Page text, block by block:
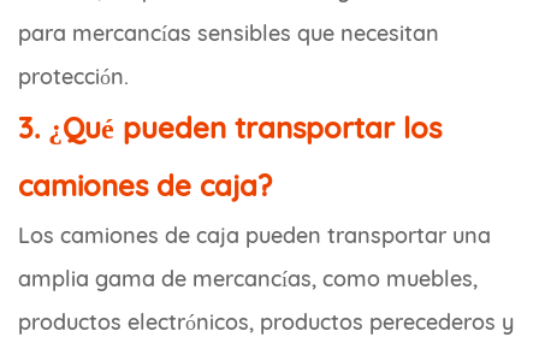
para mercancías sensibles que necesitan
protección.
3. ¿Qué pueden transportar los
camiones de caja?
Los camiones de caja pueden transportar una
amplia gama de mercancías, como muebles,
productos electrónicos, productos perecederos y